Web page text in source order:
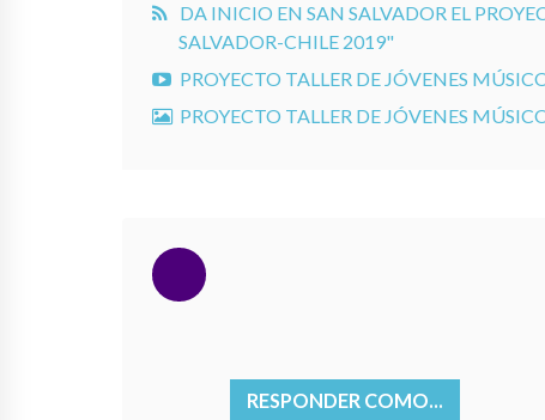
DA INICIO EN SAN SALVADOR EL
SALVADOR-CHILE 2019"
PROYECTO TALLER DE JÓVENES
PROYECTO TALLER DE JÓVENES
RESPONDER COMO...